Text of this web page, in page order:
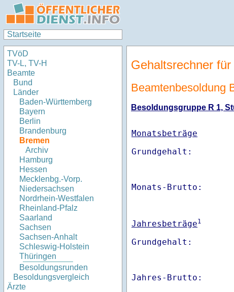
Startseite
TVöD
TV-L, TV-H
Beamte
Bund
Länder
Baden-Württemberg
Bayern
Berlin
Brandenburg
Bremen
Archiv
Hamburg
Hessen
Mecklenbg.-Vorp.
Niedersachsen
Nordrhein-Westfalen
Rheinland-Pfalz
Saarland
Sachsen
Sachsen-Anhalt
Schleswig-Holstein
Thüringen
Besoldungsrunden
Besoldungsvergleich
Ärzte
Gehaltsrechner
Beamtenbesoldung
Besoldungsgruppe R 1,
Monatsbeträge
Monats-
Jahresbeträge1
Jahres-